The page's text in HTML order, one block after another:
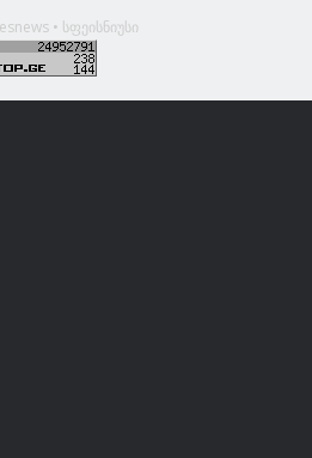
• სფეისნიუსი